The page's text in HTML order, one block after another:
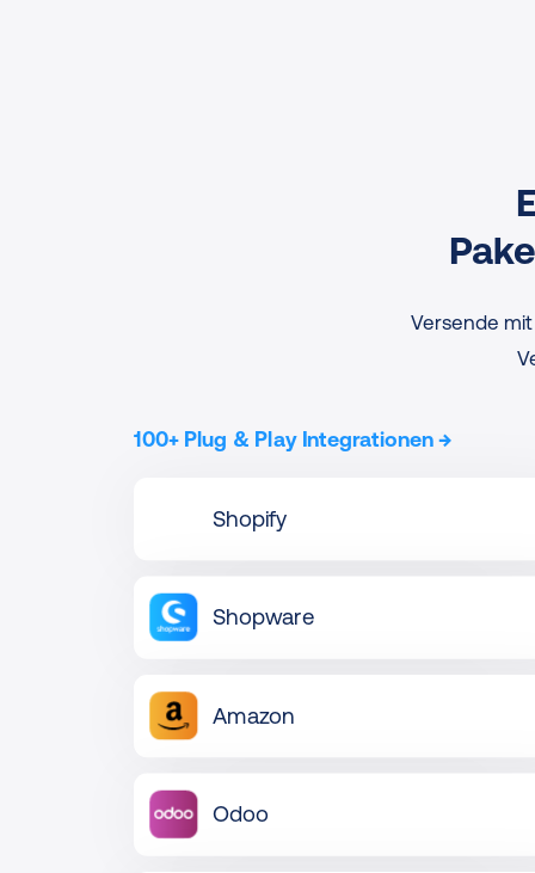
Versende
100+ Plug & Play Integrationen→
Shopify
Shopware
Amazon
Odoo